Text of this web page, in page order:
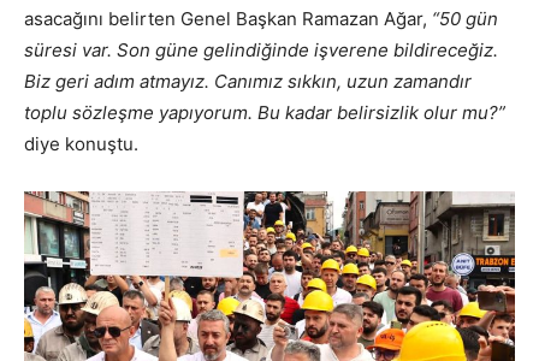
asacağını belirten Genel Başkan Ramazan Ağar, “50 gün
süresi var. Son güne gelindiğinde işverene bildireceğiz.
Biz geri adım atmayız. Canımız sıkkın, uzun zamandır
toplu sözleşme yapıyorum. Bu kadar belirsizlik olur mu?”
diye konuştu.